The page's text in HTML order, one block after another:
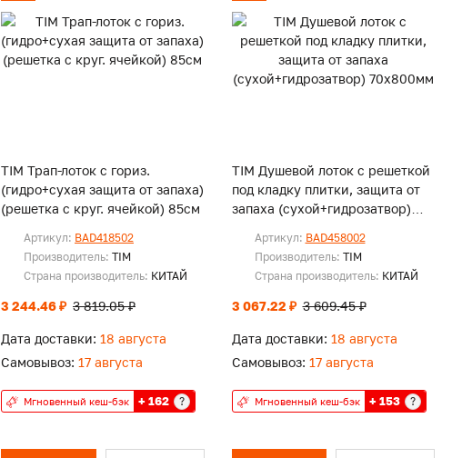
TIM Трап-лоток с гориз.
(гидро+сухая защита от запаха)
(решетка с круг. ячейкой) 85см
Артикул: BAD418502
Производитель: TIM
Страна производитель: КИТАЙ
3 244.46 ₽ 3 819.05 ₽
Дата доставки: 18 августа
Самовывоз: 17 августа
Мгновенный кеш-бэк + 162 ?
TIM Душевой лоток с решеткой
под кладку плитки, защита от
запаха (сухой+гидрозатвор)
Артикул: BAD458002
Производитель: TIM
Страна производитель: КИТАЙ
3 067.22 ₽ 3 609.45 ₽
Дата доставки: 18 августа
Самовывоз: 17 августа
Мгновенный кеш-бэк + 153 ?